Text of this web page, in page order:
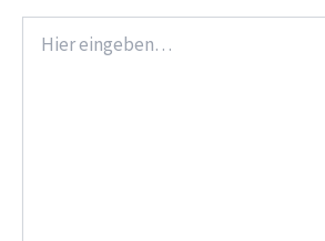
eingeben…